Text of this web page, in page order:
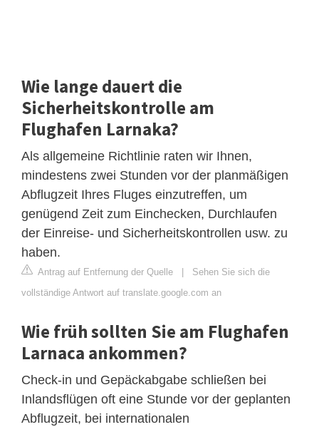
Wie lange dauert die
Sicherheitskontrolle am
Flughafen Larnaka?
Als allgemeine Richtlinie raten wir Ihnen,
mindestens zwei Stunden vor der planmäßigen
Abflugzeit Ihres Fluges einzutreffen, um
genügend Zeit zum Einchecken, Durchlaufen
der Einreise- und Sicherheitskontrollen usw. zu
haben.
Antrag auf Entfernung der Quelle
Sehen Sie sich die
vollständige Antwort auf translate.google.com an
Wie früh sollten Sie am Flughafen
Larnaca ankommen?
Check-in und Gepäckabgabe schließen bei
Inlandsflügen oft eine Stunde vor der geplanten
Abflugzeit, bei internationalen